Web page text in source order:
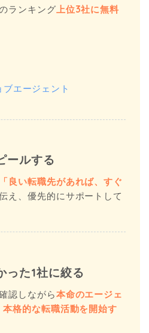
ランキング上位3社に無料
ブエージェント
ールする
「良い転職先があれば、すぐ
え、優先的にサポートして
った1社に絞る
認しながら本命のエージェ
本格的な転職活動を開始す